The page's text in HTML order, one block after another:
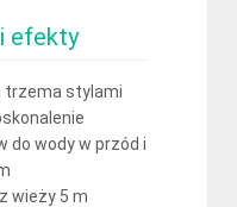
efekty
trzema stylami
do wody w przód i
wieży 5 m